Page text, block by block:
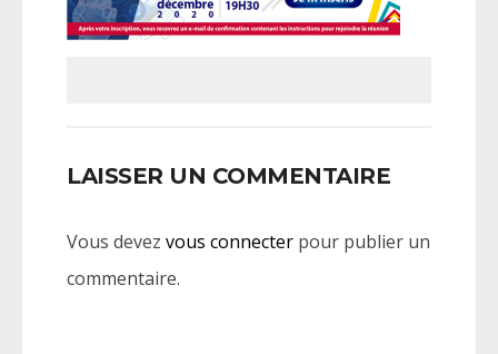
LAISSER UN COMMENTAIRE
Vous devez vous connecter pour publier un
commentaire.